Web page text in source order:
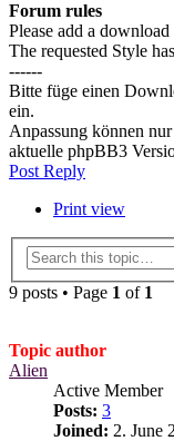
Forum rules
Please add a
The requested Style
------
Bitte füge einen
ein.
Anpassung können
aktuelle phpBB3
Post Reply
Print view
9 posts • Page 1 of 1
Topic author
Alien
Active Member
Posts: 3
Joined: 2. June